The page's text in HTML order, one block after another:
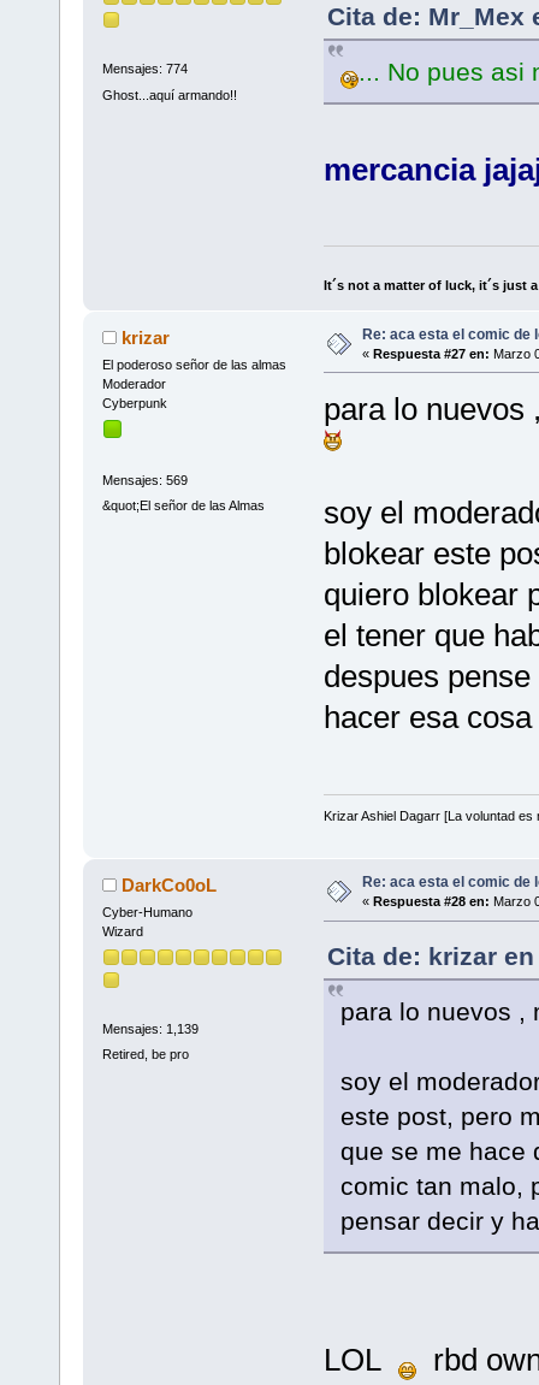
Mensajes: 774
Ghost...aquí armando!!
Cita de: Mr_Mex
... No pues asi
mercancia
It´s not a matter of luck, it´s just
krizar
El poderoso señor de las almas
Moderador
Cyberpunk
Mensajes: 569
&quot;El señor de las Almas
Re: aca esta el comic de
« Respuesta #27 en: Marzo
para lo
soy el
blokear este
quiero blokear
el tener que
despues
hacer esa cosa
Krizar Ashiel Dagarr [La voluntad es
DarkCo0oL
Cyber-Humano
Wizard
Mensajes: 1,139
Retired, be pro
Re: aca esta el comic de
« Respuesta #28 en: Marzo
Cita de: krizar
para lo nuevos
soy el
este post, pero
que se me hace
comic tan malo,
pensar decir y
LOL rbd